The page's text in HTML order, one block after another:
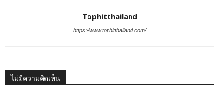
Tophitthailand
https://www.tophitthailand.com/
ไม่มีความคิดเห็น